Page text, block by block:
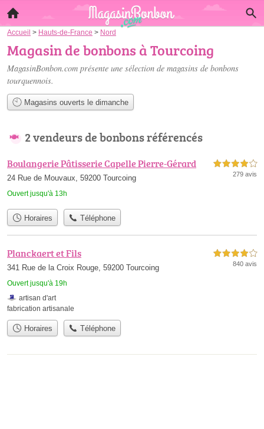
Accueil > Hauts-de-France > Nord
Magasin de bonbons à Tourcoing
MagasinBonbon.com présente une sélection de magasins de bonbons
tourquennois.
Magasins ouverts le dimanche
2 vendeurs de bonbons référencés
Boulangerie Pâtisserie Capelle Pierre-Gérard
24 Rue de Mouvaux, 59200 Tourcoing
Ouvert jusqu'à 13h
4,0 étoiles sur 5
279 avis
Horaires Téléphone
Planckaert et Fils
341 Rue de la Croix Rouge, 59200 Tourcoing
Ouvert jusqu'à 19h
4,0 étoiles sur 5
840 avis
artisan d'art
fabrication artisanale
Horaires Téléphone